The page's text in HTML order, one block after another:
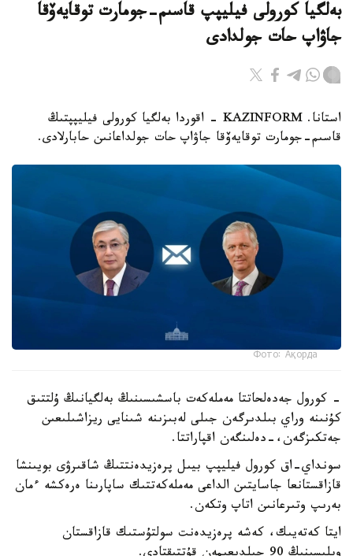
بەلگيا كورولى فيليپپ قاسىم-جومارت توقايەۆقا
جاۋاپ حات جولدادى
استانا. KAZINFORM - اقوردا بەلگيا كورولى فيليپپتىڭ
قاسىم-جومارت توقايەۆقا جاۋاپ حات جولداعانىن حابارلادى.
Фото: Ақорда
- كورول جەدەلحاتتا مەملەكەت باسشىسىنىڭ بەلگيانىڭ ۇلتتىق
كۇنىنە وراي بىلدىرگەن جىلى لەبىزىنە شىنايى ريزاشىلىعىن
جەتكىزگەن،-دەلىنگەن اقپاراتتا.
سونداي-اق كورول فيليپپ بيىل پرەزيدەنتتىڭ شاقىرۋى بويىنشا
قازاقستانعا جاسايتىن الداعى مەملەكەتتىك ساپارىنا ەرەكشە ءمان
بەرىپ وتىرعانىن اتاپ وتكەن.
ايتا كەتەيىك، كەشە پرەزيدەنت سولتۇستىك قازاقستان